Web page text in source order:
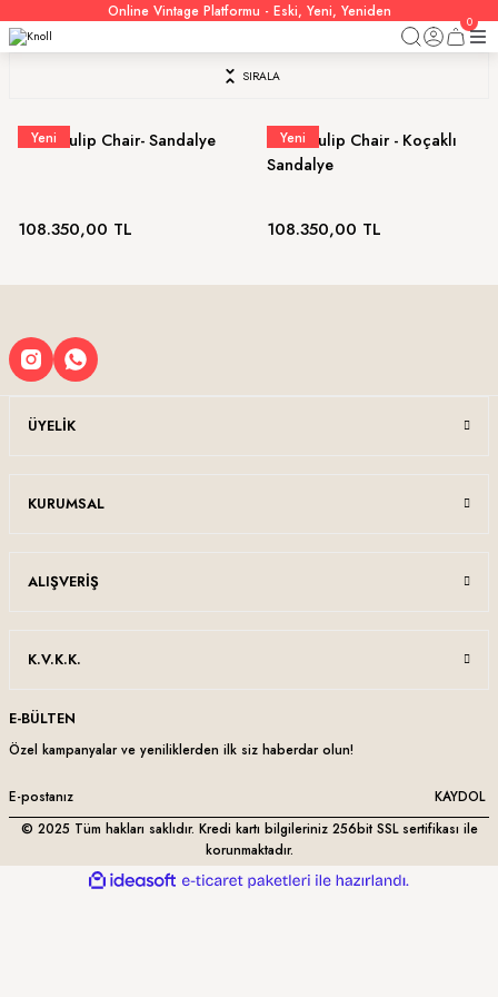
Online Vintage Platformu - Eski, Yeni, Yeniden
0
SIRALA
Yeni
Knoll Tulip Chair- Sandalye
108.350,00 TL
Yeni
Knoll Tulip Chair - Koçaklı
Sandalye
108.350,00 TL
ÜYELIK
KURUMSAL
ALIŞVERIŞ
K.V.K.K.
E-BÜLTEN
Özel kampanyalar ve yeniliklerden ilk siz haberdar olun!
KAYDOL
© 2025 Tüm hakları saklıdır. Kredi kartı bilgileriniz 256bit SSL sertifikası ile
korunmaktadır.
ideasoft
e-